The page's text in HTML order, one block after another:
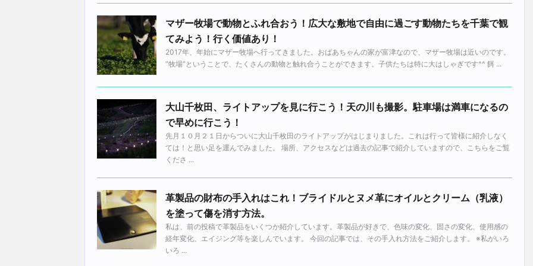
マザー牧場で動物とふれ合おう！広大な敷地で自由に過ごす動物たちを千葉で観
てみよう！行く価値あり！
2017年、年始にマザー牧場へ行ってきました。おばあちゃんの家が富津なので、マザー牧場は近いのです。
”牧場”ということで、たくさんの動物と触れ合うことができます。子供たちは特に大はしゃぎです^^ 餌 ...
大山千枚田、ライトアップを見に行こう！天の川も撮影。駐車場は満車になるの
で早めに行こう！
先月１０月２１日からついに大山千枚田のライトアップがはじまりました。これは行って皆様に紹介しなく
ては！と思い足を運んでみました。 場所、アクセスなどは過去の記事で紹介していますので、こちらをご覧
くださ ...
革製品の財布の手入れはこれ！ブライドルとヌメ革にオイルとクリーム（乳液）
を塗って傷を消す方法。
私は、前の投稿で革製品をいくつか紹介しています。革製品が好きで、色味の変化、固さの変化、使用感の
経年変化、エイジング等を楽しんでいます。 今回の記事では、その手入れ方法をご紹介します。 ※私がいろ
いろ ...